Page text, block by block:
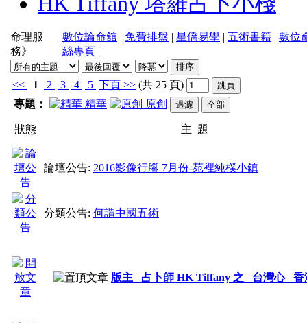
命理服
務》
數位論命舘 | 免費排盤 | 星僑易學 | 五術書籍 | 數位
絲專頁 |
<< 1 2 3 4 5 下頁 >> (共 25 頁)
專題：
精華 原創
狀態 主 題
論壇公告: 2016影像行腳 7月份-苑裡純樸小鎮
分類公告: 何謂中國五術
版主 占卜師 HK Tiffany 之 台灣心 香